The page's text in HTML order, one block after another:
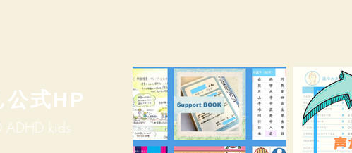
公式HP
ADHD kids